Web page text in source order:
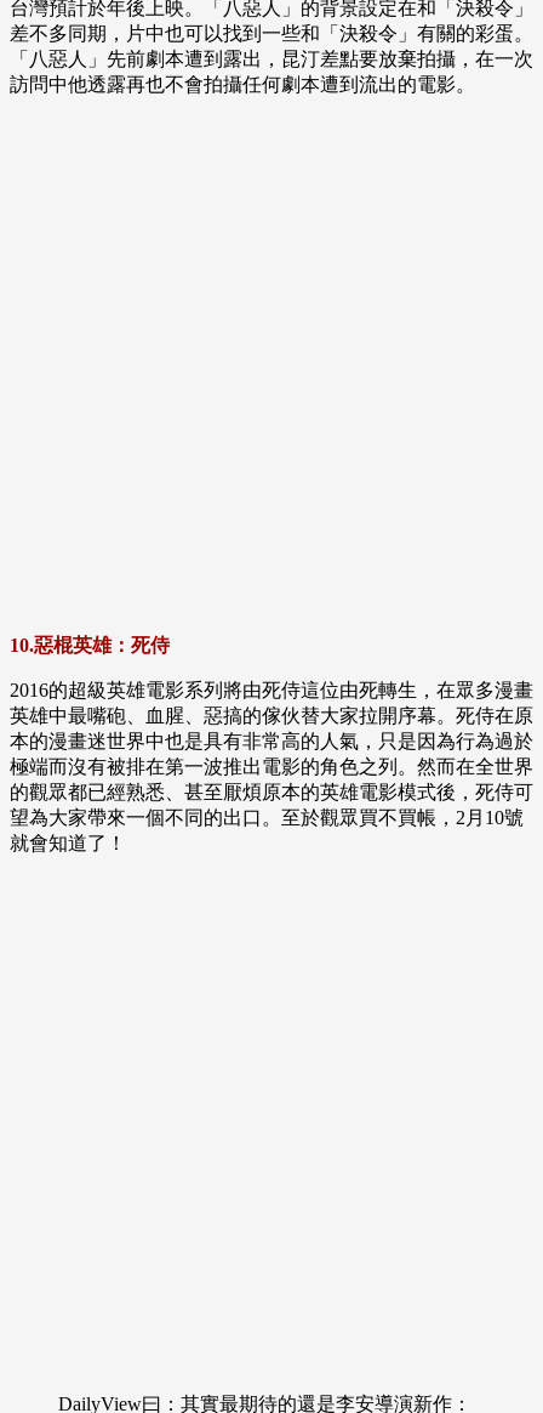
台灣預計於年後上映。「八惡人」的背景設定在和「決殺令」
差不多同期，片中也可以找到一些和「決殺令」有關的彩蛋。
「八惡人」先前劇本遭到露出，昆汀差點要放棄拍攝，在一次
訪問中他透露再也不會拍攝任何劇本遭到流出的電影。
10.惡棍英雄：死侍
2016的超級英雄電影系列將由死侍這位由死轉生，在眾多漫畫
英雄中最嘴砲、血腥、惡搞的傢伙替大家拉開序幕。死侍在原
本的漫畫迷世界中也是具有非常高的人氣，只是因為行為過於
極端而沒有被排在第一波推出電影的角色之列。然而在全世界
的觀眾都已經熟悉、甚至厭煩原本的英雄電影模式後，死侍可
望為大家帶來一個不同的出口。至於觀眾買不買帳，2月10號
就會知道了！
DailyView曰：其實最期待的還是李安導演新作：